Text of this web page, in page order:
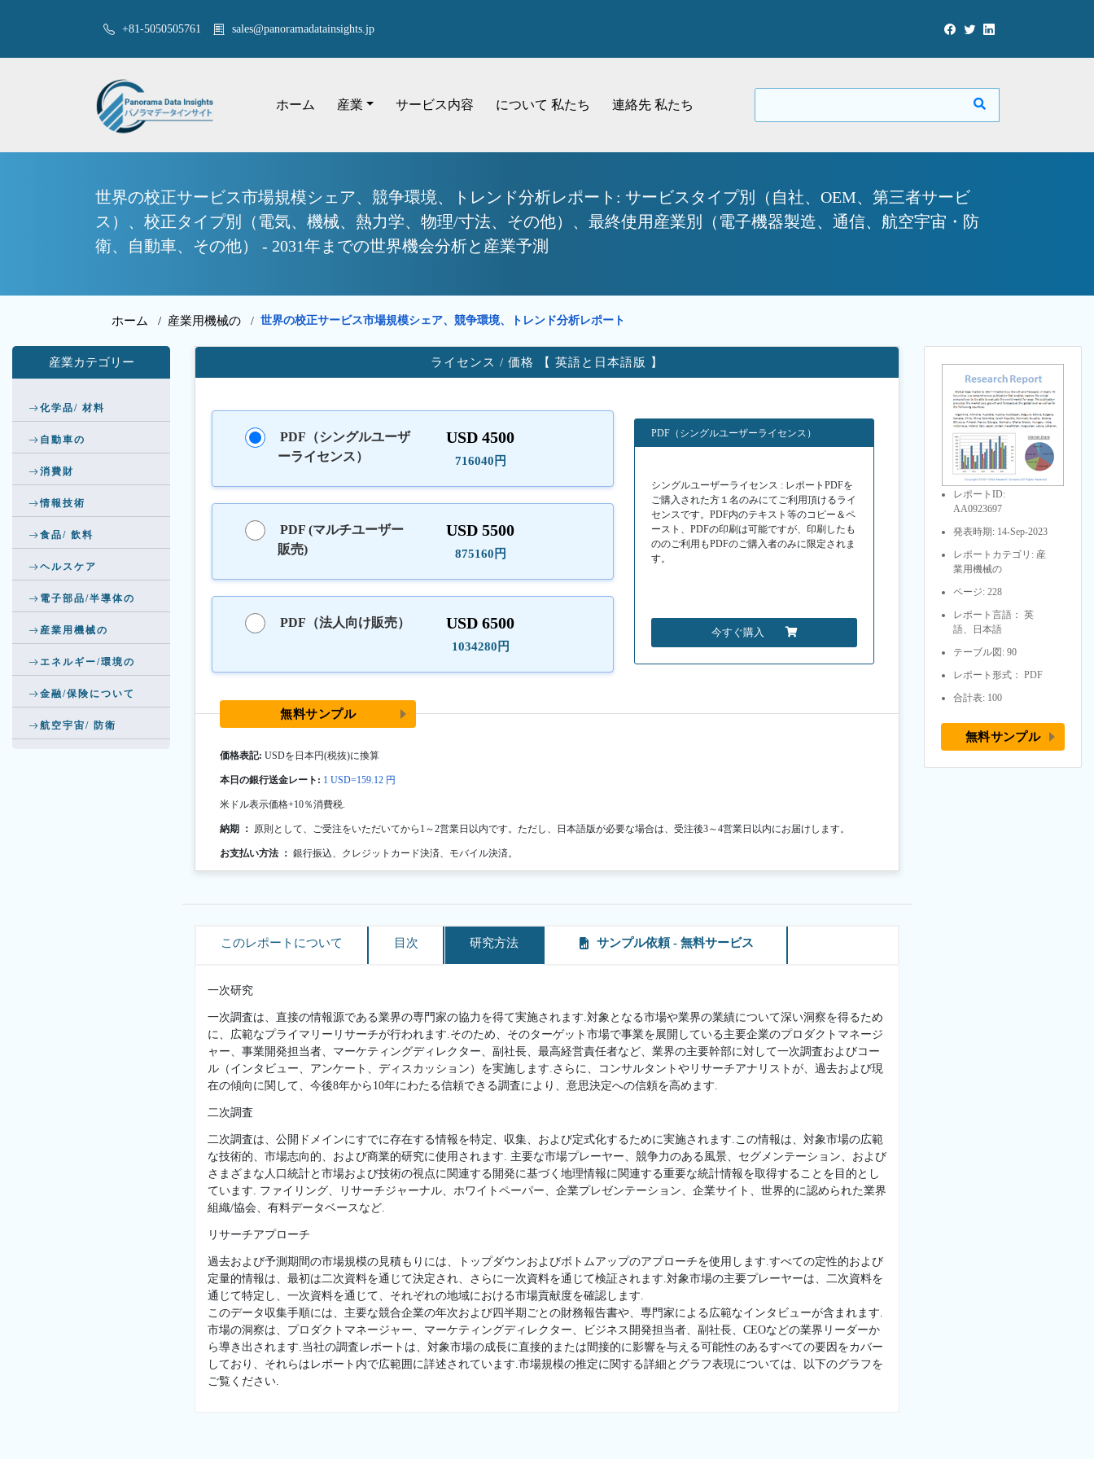
+81-5050505761 sales@panoramadatainsights.jp
ホーム 産業 サービス内容 について 私たち 連絡先 私たち
世界の校正サービス市場規模シェア、競争環境、トレンド分析レポート: サービスタイプ別（自社、OEM、第三者サービ
ス）、校正タイプ別（電気、機械、熱力学、物理/寸法、その他）、最終使用産業別（電子機器製造、通信、航空宇宙・防
衛、自動車、その他） - 2031年までの世界機会分析と産業予測
ホーム / 産業用機械の / 世界の校正サービス市場規模シェア、競争環境、トレンド分析レポート
産業カテゴリー
化学品/ 材料
自動車の
消費財
情報技術
食品/ 飲料
ヘルスケア
電子部品/半導体の
産業用機械の
エネルギー/環境の
金融/保険について
航空宇宙/ 防衛
ライセンス / 価格 【 英語と日本語版 】
PDF（シングルユーザ
ーライセンス）
USD 4500
716040円
PDF (マルチユーザー
販売)
USD 5500
875160円
PDF（法人向け販売） USD 6500
1034280円
PDF（シングルユーザーライセンス）
シングルユーザーライセンス : レポートPDFを
ご購入された方１名のみにてご利用頂けるライ
センスです。PDF内のテキスト等のコピー＆ペ
ースト、PDFの印刷は可能ですが、印刷したも
ののご利用もPDFのご購入者のみに限定されま
す。
今すぐ購入
無料サンプル
価格表記: USDを日本円(税抜)に換算
本日の銀行送金レート: 1 USD=159.12 円
米ドル表示価格+10％消費税.
納期 ： 原則として、ご受注をいただいてから1～2営業日以内です。ただし、日本語版が必要な場合は、受注後3～4営業日以内にお届けします。
お支払い方法 ： 銀行振込、クレジットカード決済、モバイル決済。
このレポートについて 目次 研究方法 サンプル依頼 - 無料サービス
一次研究
一次調査は、直接の情報源である業界の専門家の協力を得て実施されます.対象となる市場や業界の業績について深い洞察を得るため
に、広範なプライマリーリサーチが行われます.そのため、そのターゲット市場で事業を展開している主要企業のプロダクトマネージ
ャー、事業開発担当者、マーケティングディレクター、副社長、最高経営責任者など、業界の主要幹部に対して一次調査およびコー
ル（インタビュー、アンケート、ディスカッション）を実施します.さらに、コンサルタントやリサーチアナリストが、過去および現
在の傾向に関して、今後8年から10年にわたる信頼できる調査により、意思決定への信頼を高めます.
二次調査
二次調査は、公開ドメインにすでに存在する情報を特定、収集、および定式化するために実施されます.この情報は、対象市場の広範
な技術的、市場志向的、および商業的研究に使用されます. 主要な市場プレーヤー、競争力のある風景、セグメンテーション、および
さまざまな人口統計と市場および技術の視点に関連する開発に基づく地理情報に関連する重要な統計情報を取得することを目的とし
ています. ファイリング、リサーチジャーナル、ホワイトペーパー、企業プレゼンテーション、企業サイト、世界的に認められた業界
組織/協会、有料データベースなど.
リサーチアプローチ
過去および予測期間の市場規模の見積もりには、トップダウンおよびボトムアップのアプローチを使用します.すべての定性的および
定量的情報は、最初は二次資料を通じて決定され、さらに一次資料を通じて検証されます.対象市場の主要プレーヤーは、二次資料を
通じて特定し、一次資料を通じて、それぞれの地域における市場貢献度を確認します.
このデータ収集手順には、主要な競合企業の年次および四半期ごとの財務報告書や、専門家による広範なインタビューが含まれます.
市場の洞察は、プロダクトマネージャー、マーケティングディレクター、ビジネス開発担当者、副社長、CEOなどの業界リーダーか
ら導き出されます.当社の調査レポートは、対象市場の成長に直接的または間接的に影響を与える可能性のあるすべての要因をカバー
しており、それらはレポート内で広範囲に詳述されています.市場規模の推定に関する詳細とグラフ表現については、以下のグラフを
ご覧ください.
レポートID:
AA0923697
発表時期: 14-Sep-2023
レポートカテゴリ: 産
業用機械の
ページ: 228
レポート言語： 英
語、日本語
テーブル図: 90
レポート形式： PDF
合計表: 100
無料サンプル